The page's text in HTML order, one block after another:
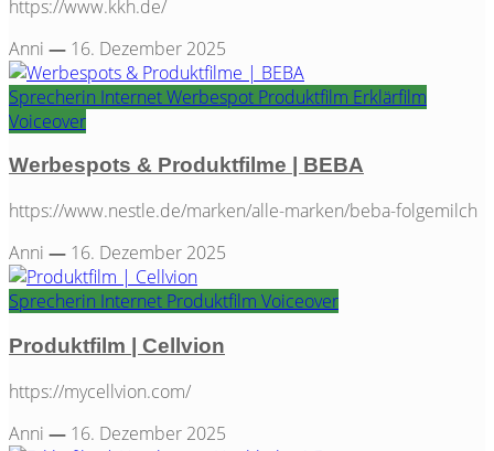
https://www.kkh.de/
Anni — 16. Dezember 2025
Sprecherin InternetWerbespot Produktfilm Erklärfilm
Voiceover
Werbespots & Produktfilme | BEBA
https://www.nestle.de/marken/alle-marken/beba-folgemilch
Anni — 16. Dezember 2025
Sprecherin Internet Produktfilm Voiceover
Produktfilm | Cellvion
https://mycellvion.com/
Anni — 16. Dezember 2025